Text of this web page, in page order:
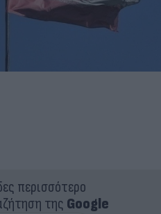
περισσότερο
της Google